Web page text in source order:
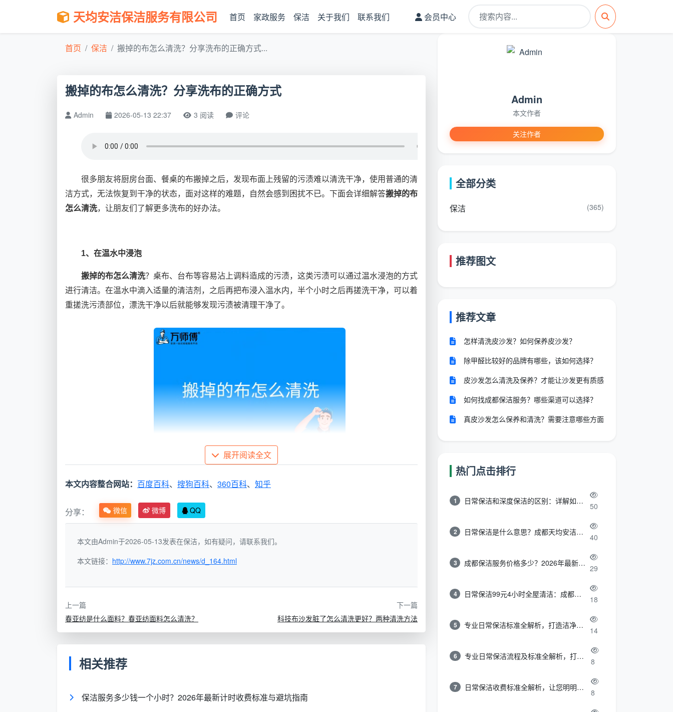
天均安洁保洁服务有限公司 首页 家政服务 保洁 关于我们 联系我们 会员中心
首页 保洁 搬掉的布怎么清洗？分享洗布的正确方式...
搬掉的布怎么清洗？分享洗布的正确方式
Admin 2026-05-13 22:37 3 阅读 评论
很多朋友将厨房台面、餐桌的布搬掉之后，发现布面上残留的污渍难以清洗干净，使用普通的清
洁方式，无法恢复到干净的状态，面对这样的难题，自然会感到困扰不已。下面会详细解答搬掉的布
怎么清洗，让朋友们了解更多洗布的好办法。
1、在温水中浸泡
搬掉的布怎么清洗？桌布、台布等容易沾上调料造成的污渍，这类污渍可以通过温水浸泡的方式
进行清洁。在温水中滴入适量的清洁剂，之后再把布浸入温水内，半个小时之后再搓洗干净，可以着
重搓洗污渍部位，漂洗干净以后就能够发现污渍被清理干净了。
作，并多次搓洗、冲洗，就能够有效清洁陈年污渍了。
3、去除油渍
变冷，再反复冲洗干净。
需要采用合适的方法进行清洗，才能够充分清洗干净，如果尝试了多种方法，仍然不能去除顽固的污
展开阅读全文
本文内容整合网站： 百度百科、 搜狗百科、 360百科、 知乎
分享： 微信 微博 QQ
本文由Admin于2026-05-13发表在保洁，如有疑问，请联系我们。
本文链接： http://www.7jz.com.cn/news/d_164.html
上一篇
春亚纺是什么面料？春亚纺面料怎么清洗？
下一篇
科技布沙发脏了怎么清洗更好？两种清洗方法
相关推荐
保洁服务多少钱一个小时？2026年最新计时收费标准与避坑指南
Admin
本文作者
关注作者
全部分类
保洁 (365)
推荐图文
推荐文章
怎样清洗皮沙发？如何保养皮沙发？
除甲醛比较好的品牌有哪些，该如何选择？
皮沙发怎么清洗及保养？才能让沙发更有质感
如何找成都保洁服务？哪些渠道可以选择？
真皮沙发怎么保养和清洗？需要注意哪些方面
热门点击排行
1 日常保洁和深度保洁的区别：详解如何选择最适合的清洁服务
50
2 日常保洁是什么意思？成都天均安洁带你快速区分“日常vs深度vs开荒”
40
3 成都保洁服务价格多少？2026年最新报价表来了，这一篇看透所有费用
29
4 日常保洁99元4小时全屋清洁：成都天均安洁保洁超值服务全解析
18
5 专业日常保洁标准全解析，打造洁净舒适生活空间
14
6 专业日常保洁流程及标准全解析，打造洁净舒适环境
8
7 日常保洁收费标准全解析，让您明明白白消费
8